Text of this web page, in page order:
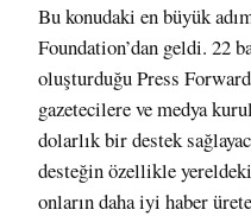
Bu konudaki en büyük
Foundation’dan geldi. 22
oluşturduğu Press
gazetecilere ve medya
dolarlık bir destek
desteğin özellikle
onların daha iyi haber